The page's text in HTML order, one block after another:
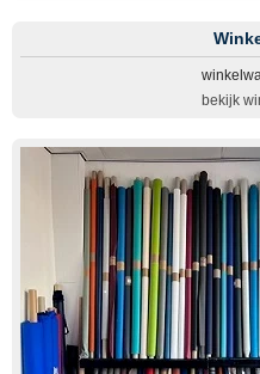
bekijk